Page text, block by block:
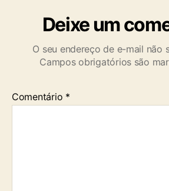
Deixe um
O seu endereço de e-mail não
Campos obrigatórios são
Comentário *